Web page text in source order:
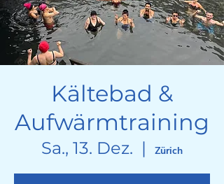
Kältebad &
Aufwärmtraining
Sa., 13. Dez.
  |
Zürich